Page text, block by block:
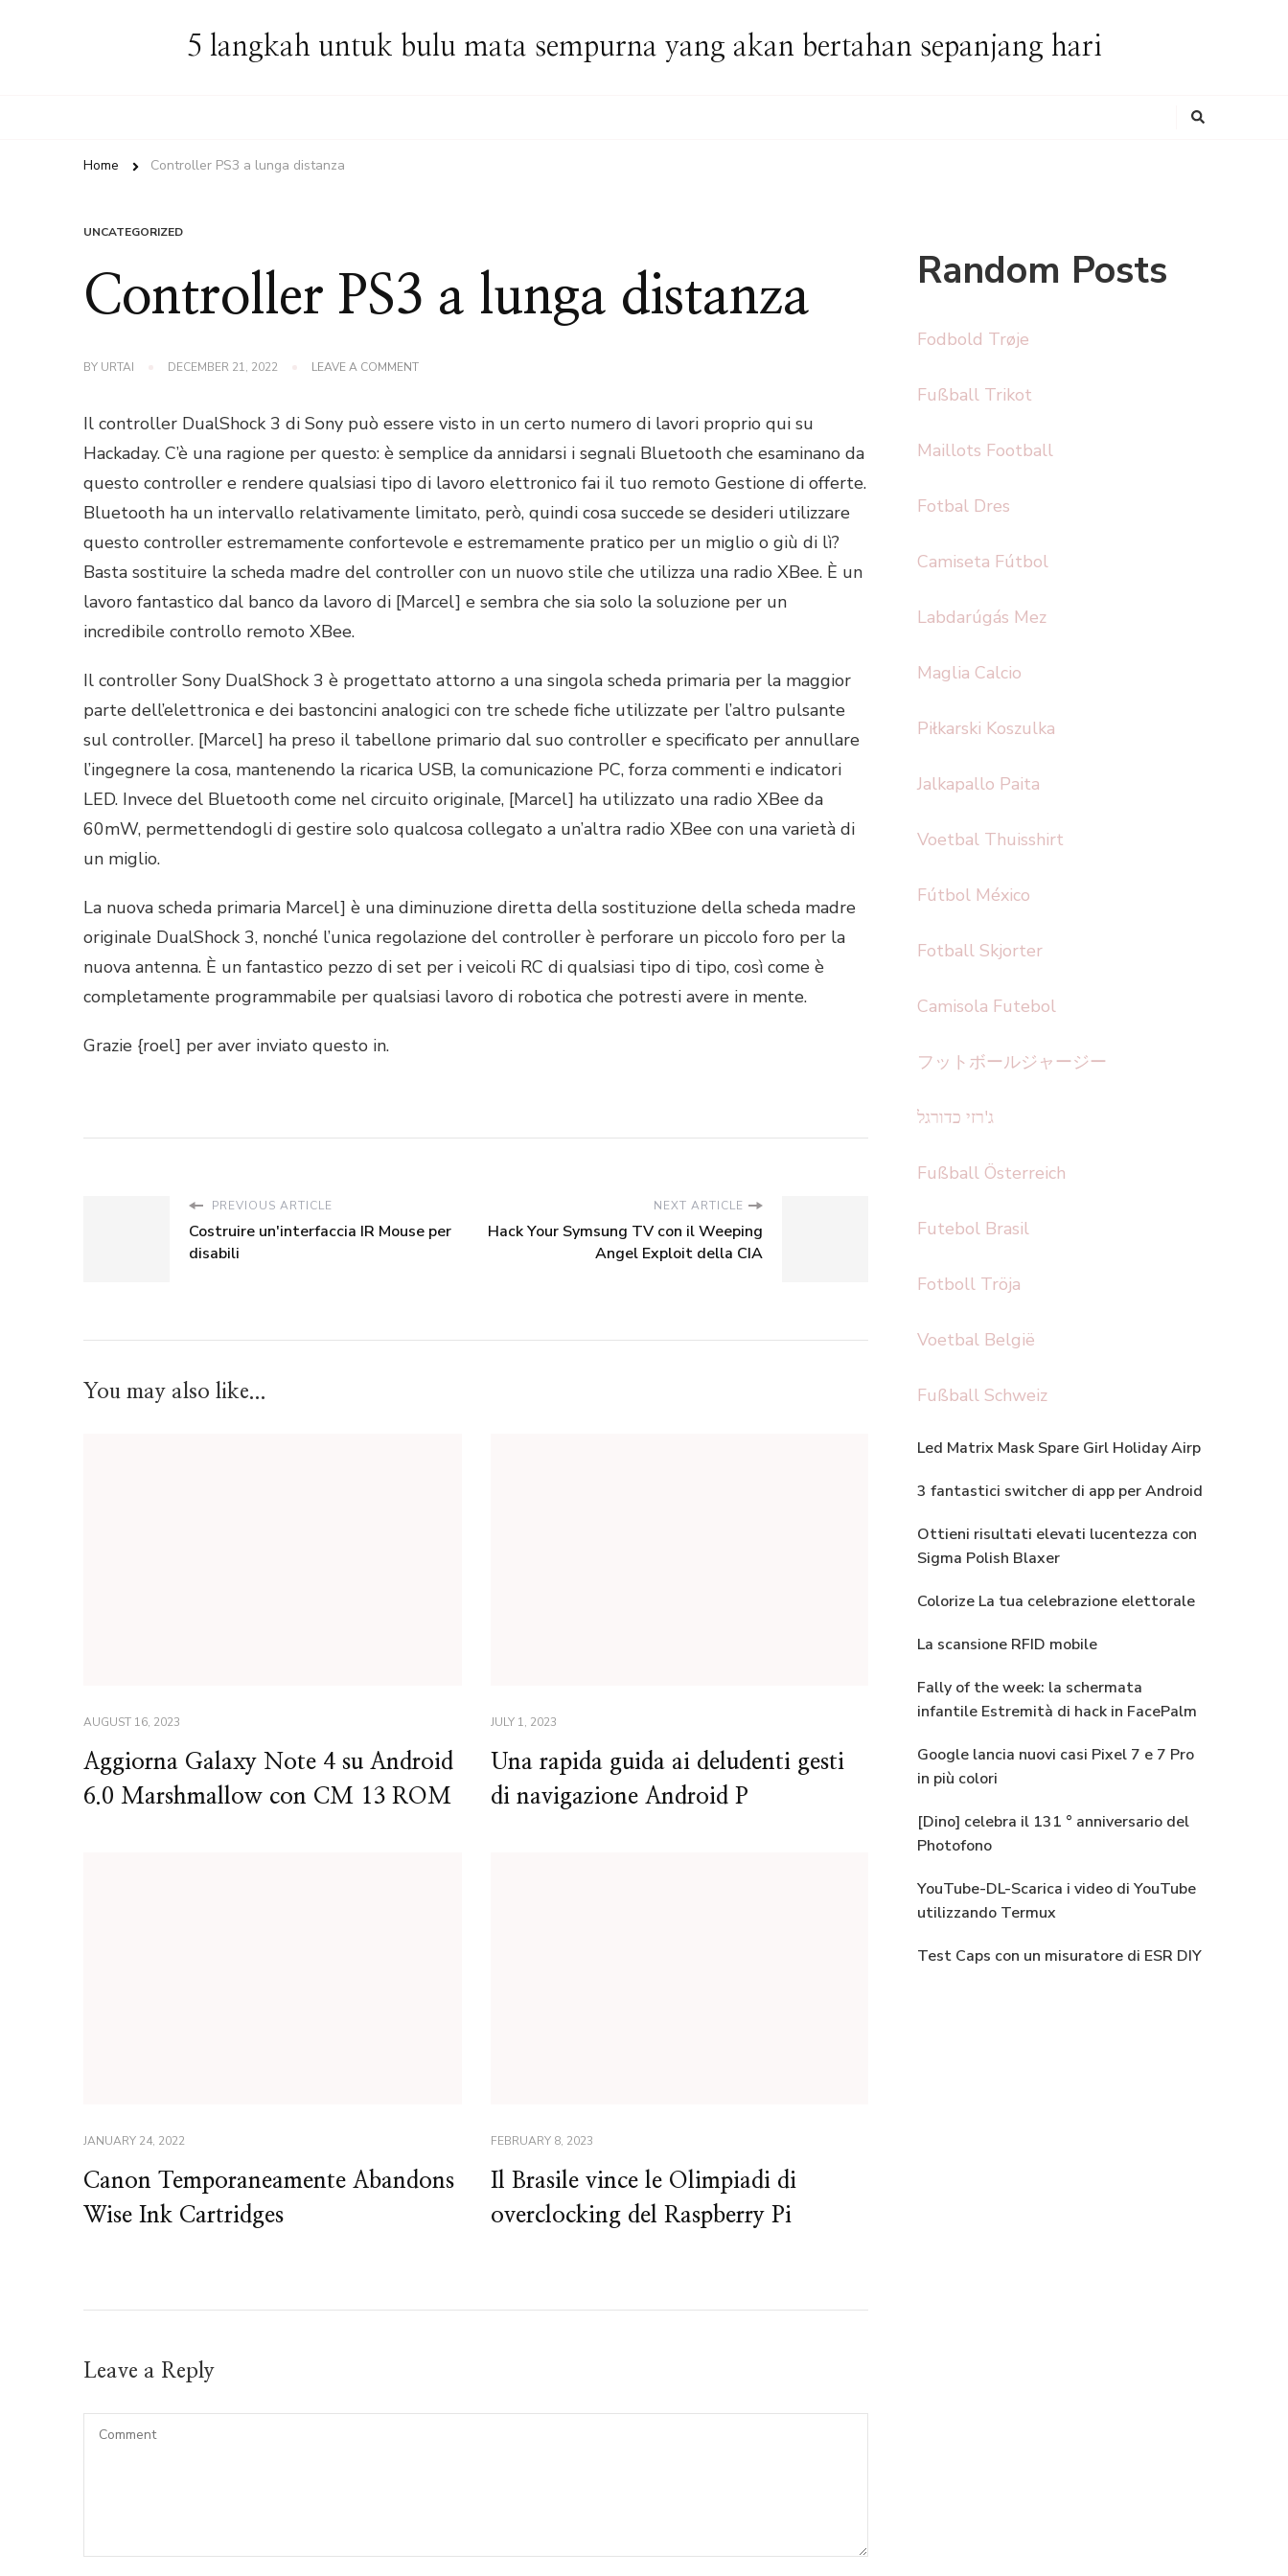
5 langkah untuk bulu mata sempurna yang akan bertahan sepanjang hari
Home Controller PS3 a lunga distanza
UNCATEGORIZED
Controller PS3 a lunga distanza
BY URTAI DECEMBER 21, 2022 LEAVE A COMMENTON
LUNGA
DISTANZA
Il controller DualShock 3 di Sony può essere visto in un certo numero di lavori proprio qui su
Hackaday. C’è una ragione per questo: è semplice da annidarsi i segnali Bluetooth che esaminano da
questo controller e rendere qualsiasi tipo di lavoro elettronico fai il tuo remoto Gestione di offerte.
Bluetooth ha un intervallo relativamente limitato, però, quindi cosa succede se desideri utilizzare
questo controller estremamente confortevole e estremamente pratico per un miglio o giù di lì?
Basta sostituire la scheda madre del controller con un nuovo stile che utilizza una radio XBee. È un
lavoro fantastico dal banco da lavoro di [Marcel] e sembra che sia solo la soluzione per un
incredibile controllo remoto XBee.
Il controller Sony DualShock 3 è progettato attorno a una singola scheda primaria per la maggior
parte dell’elettronica e dei bastoncini analogici con tre schede fiche utilizzate per l’altro pulsante
sul controller. [Marcel] ha preso il tabellone primario dal suo controller e specificato per annullare
l’ingegnere la cosa, mantenendo la ricarica USB, la comunicazione PC, forza commenti e indicatori
LED. Invece del Bluetooth come nel circuito originale, [Marcel] ha utilizzato una radio XBee da
60mW, permettendogli di gestire solo qualcosa collegato a un’altra radio XBee con una varietà di
un miglio.
La nuova scheda primaria Marcel] è una diminuzione diretta della sostituzione della scheda madre
originale DualShock 3, nonché l’unica regolazione del controller è perforare un piccolo foro per la
nuova antenna. È un fantastico pezzo di set per i veicoli RC di qualsiasi tipo di tipo, così come è
completamente programmabile per qualsiasi lavoro di robotica che potresti avere in mente.
Grazie {roel] per aver inviato questo in.
PREVIOUS ARTICLE
Costruire un'interfaccia IR Mouse per
disabili
NEXT ARTICLE
Hack Your Symsung TV con il Weeping
Angel Exploit della CIA
You may also like...
AUGUST 16, 2023
Aggiorna Galaxy Note 4 su Android
6.0 Marshmallow con CM 13 ROM
JULY 1, 2023
Una rapida guida ai deludenti gesti
di navigazione Android P
JANUARY 24, 2022
Canon Temporaneamente Abandons
Wise Ink Cartridges
FEBRUARY 8, 2023
Il Brasile vince le Olimpiadi di
overclocking del Raspberry Pi
Leave a Reply
Random Posts
Fodbold Trøje
Fußball Trikot
Maillots Football
Fotbal Dres
Camiseta Fútbol
Labdarúgás Mez
Maglia Calcio
Piłkarski Koszulka
Jalkapallo Paita
Voetbal Thuisshirt
Fútbol México
Fotball Skjorter
Camisola Futebol
フットボールジャージー
ג'רזי כדורגל
Fußball Österreich
Futebol Brasil
Fotboll Tröja
Voetbal België
Fußball Schweiz
Led Matrix Mask Spare Girl Holiday Airp
3 fantastici switcher di app per Android
Ottieni risultati elevati lucentezza con
Sigma Polish Blaxer
Colorize La tua celebrazione elettorale
La scansione RFID mobile
Fally of the week: la schermata
infantile Estremità di hack in FacePalm
Google lancia nuovi casi Pixel 7 e 7 Pro
in più colori
[Dino] celebra il 131 ° anniversario del
Photofono
YouTube-DL-Scarica i video di YouTube
utilizzando Termux
Test Caps con un misuratore di ESR DIY